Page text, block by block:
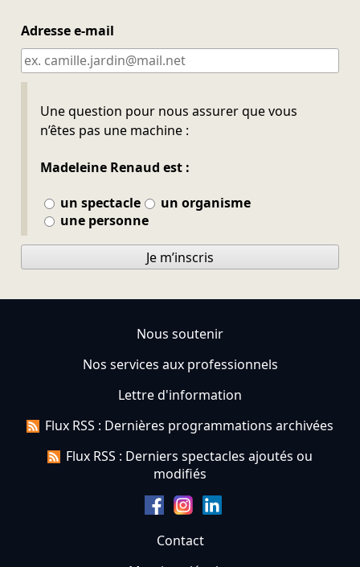
Adresse e-mail
Une question pour nous assurer que vous
n’êtes pas une machine :
Madeleine Renaud est :
un spectacle
un organisme
une personne
Ne pas remplir
Je m’inscris
Nous soutenir
Nos services aux professionnels
Lettre d'information
Flux RSS : Dernières programmations archivées
Flux RSS : Derniers spectacles ajoutés ou
modifiés
Contact